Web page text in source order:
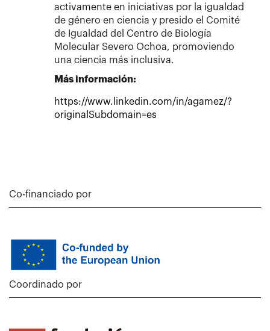
activamente en iniciativas por la igualdad
de género en ciencia y presido el Comité
de Igualdad del Centro de Biología
Molecular Severo Ochoa, promoviendo
una ciencia más inclusiva.
Más información:
https://www.linkedin.com/in/agamez/?
originalSubdomain=es
Co-financiado por
Coordinado por